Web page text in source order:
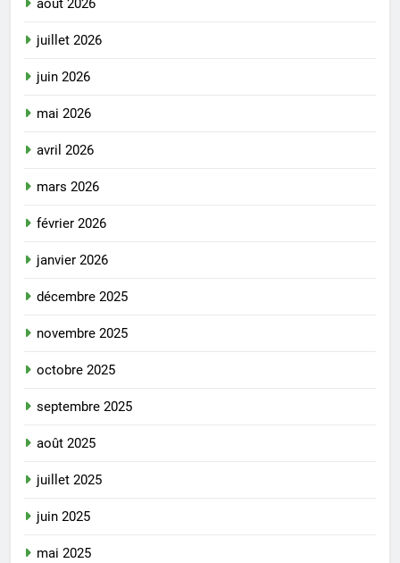
août 2026
juillet 2026
juin 2026
mai 2026
avril 2026
mars 2026
février 2026
janvier 2026
décembre 2025
novembre 2025
octobre 2025
septembre 2025
août 2025
juillet 2025
juin 2025
mai 2025